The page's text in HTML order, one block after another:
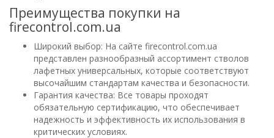
Преимущества покупки на
firecontrol.com.ua
Широкий выбор: На сайте firecontrol.com.ua
представлен разнообразный ассортимент стволов
лафетных универсальных, которые соответствуют
высочайшим стандартам качества и безопасности.
Гарантия качества: Все товары проходят
обязательную сертификацию, что обеспечивает
надежность и эффективность их использования в
критических условиях.